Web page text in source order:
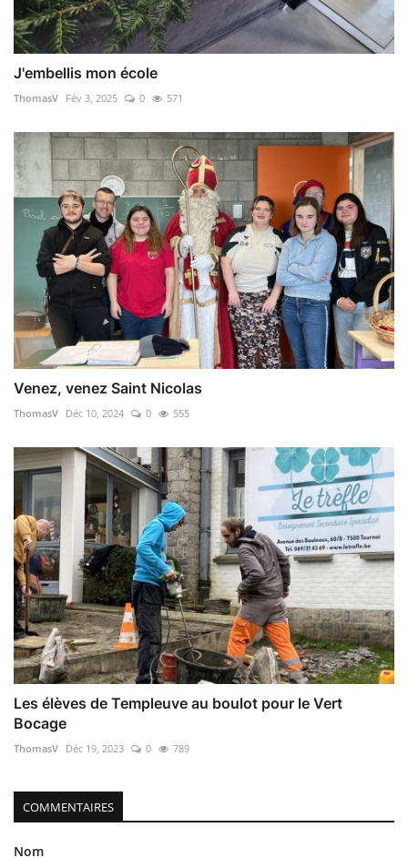
J'embellis mon école
ThomasV Fév 3, 2025 0 571
Venez, venez Saint Nicolas
ThomasV Déc 10, 2024 0 555
Les élèves de Templeuve au boulot pour le Vert
Bocage
ThomasV Déc 19, 2023 0 789
COMMENTAIRES
Nom